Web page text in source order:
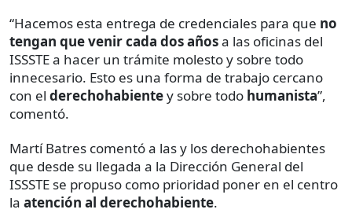
“Hacemos esta entrega de credenciales para que no
tengan que venir cada dos añosa las oficinas del
ISSSTE a hacer un trámite molesto y sobre todo
innecesario. Esto es una forma de trabajo cercano
con el derechohabientey sobre todo humanista”,
comentó.
Martí Batres comentó a las y los derechohabientes
que desde su llegada a la Dirección General del
ISSSTE se propuso como prioridad poner en el centro
la atención al derechohabiente.